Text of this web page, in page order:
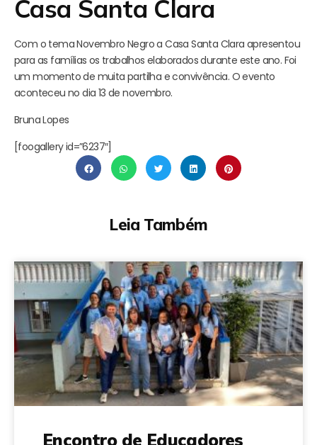
Casa Santa Clara
Com o tema Novembro Negro a Casa Santa Clara apresentou
para as famílias os trabalhos elaborados durante este ano. Foi
um momento de muita partilha e convivência. O evento
aconteceu no dia 13 de novembro.
Bruna Lopes
[foogallery id=”6237″]
Leia Também
Encontro de Educadores